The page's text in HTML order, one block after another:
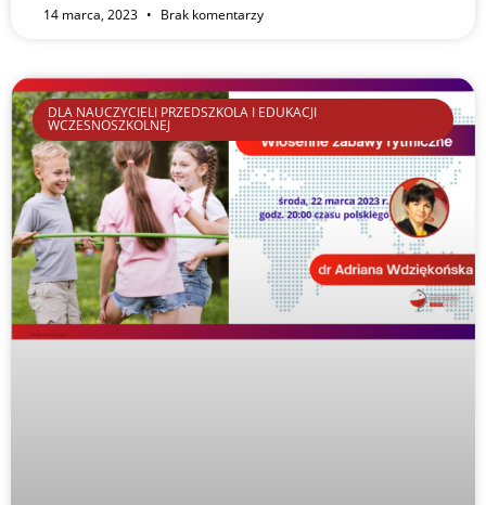
14 marca, 2023 Brak komentarzy
DLA NAUCZYCIELI PRZEDSZKOLA I EDUKACJI
WCZESNOSZKOLNEJ